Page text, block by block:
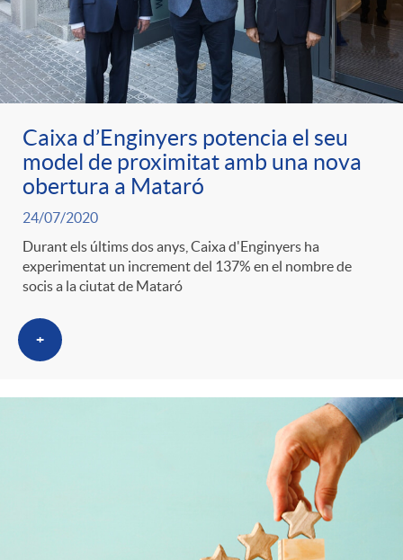
Caixa d’Enginyers potencia el seu
model de proximitat amb una nova
obertura a Mataró
24/07/2020
Durant els últims dos anys, Caixa d'Enginyers ha
experimentat un increment del 137% en el nombre de
socis a la ciutat de Mataró
+